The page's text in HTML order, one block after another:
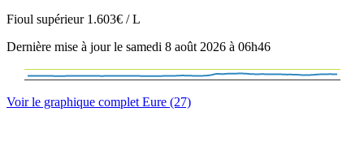
Fioul supérieur 1.603€ / L
Dernière mise à jour le samedi 8 août 2026 à 06h46
Voir le graphique complet Eure (27)